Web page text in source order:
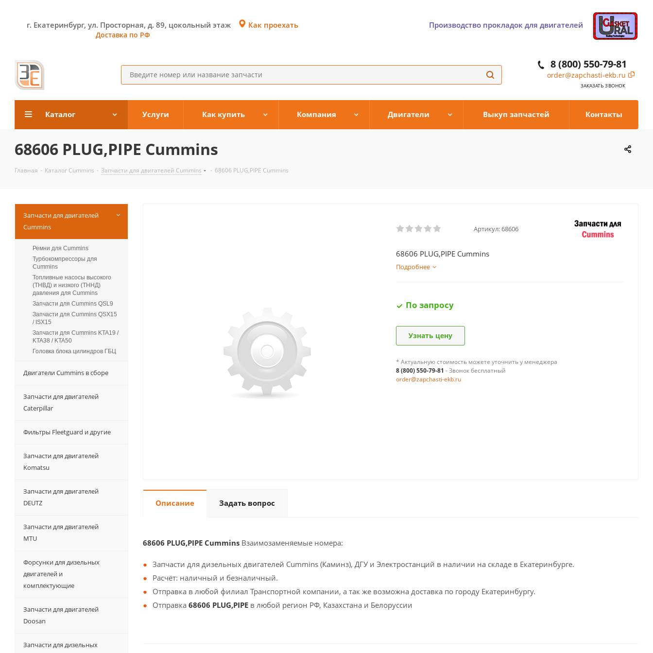
г. Екатеринбург, ул. Просторная, д. 89, цокольный этаж
Доставка по РФ
Как проехать Производство прокладок для двигателей
8 (800) 550-79-81
order@zapchasti-ekb.ru
ЗАКАЗАТЬ ЗВОНОК
Каталог Услуги Как купить Компания Двигатели Выкуп запчастей Контакты
68606 PLUG,PIPE Cummins
Главная - Каталог Cummins - Запчасти для двигателей Cummins - 68606 PLUG,PIPE Cummins
Артикул:68606
68606 PLUG,PIPE Cummins
Подробнее
По запросу
Узнать цену
* Актуальную стоимость можете уточнить у менеджера
8 (800) 550-79-81 - Звонок бесплатный
order@zapchasti-ekb.ru
Описание Задать вопрос
68606 PLUG,PIPE Cummins Взаимозаменяемые номера:
Запчасти для дизельных двигателей Cummins (Каминз), ДГУ и Электростанций в наличии на складе в Екатеринбурге.
Расчёт: наличный и безналичный.
Отправка в любой филиал Транспортной компании, а так же возможна доставка по городу Екатеринбургу.
Отправка 68606 PLUG,PIPE в любой регион РФ, Казахстана и Белоруссии
Запчасти для двигателей
Cummins
Ремни для Cummins
Турбокомпрессоры для
Сummins
Топливные насосы высокого
(ТНВД) и низкого (ТННД)
давления для Cummins
Запчасти для Cummins QSL9
Запчасти для Cummins QSX15
/ ISX15
Запчасти для Cummins KTA19 /
KTA38 / KTA50
Головка блока цилиндров ГБЦ
Двигатели Cummins в сборе
Запчасти для двигателей
Caterpillar
Фильтры Fleetguard и другие
Запчасти для двигателей
Komatsu
Запчасти для двигателей
DEUTZ
Запчасти для двигателей
MTU
Форсунки для дизельных
двигателей и
комплектующие
Запчасти для двигателей
Doosan
Запчасти для дизельных